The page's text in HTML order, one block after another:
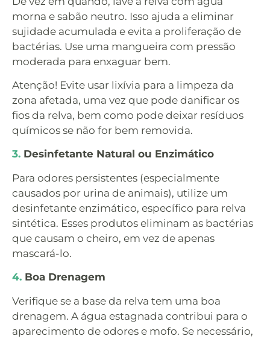
morna e sabão neutro. Isso ajuda a eliminar
sujidade acumulada e evita a proliferação de
bactérias. Use uma mangueira com pressão
moderada para enxaguar bem.
Atenção! Evite usar lixívia para a limpeza da
zona afetada, uma vez que pode danificar os
fios da relva, bem como pode deixar resíduos
químicos se não for bem removida.
3. Desinfetante Natural ou Enzimático
Para odores persistentes (especialmente
causados por urina de animais), utilize um
desinfetante enzimático, específico para relva
sintética. Esses produtos eliminam as bactérias
que causam o cheiro, em vez de apenas
mascará-lo.
4. Boa Drenagem
Verifique se a base da relva tem uma boa
drenagem. A água estagnada contribui para o
aparecimento de odores e mofo. Se necessário,